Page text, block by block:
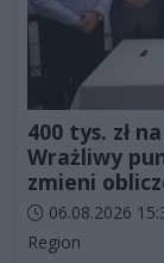
400 tys. zł
Wrażliwy
zmieni
Data dodania
06.08.2026
Kategorie artykułu:
Region